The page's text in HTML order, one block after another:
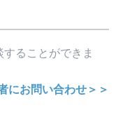
ることができま
にお問い合わせ＞＞